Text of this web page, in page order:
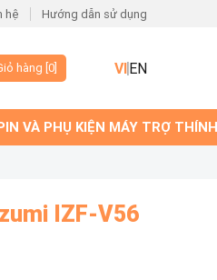
hệ Hướng dẫn sử dụng
hàng [ 0] VIEN
VÀ PHỤ KIỆN MÁY TRỢ THÍNH
IZF-V56